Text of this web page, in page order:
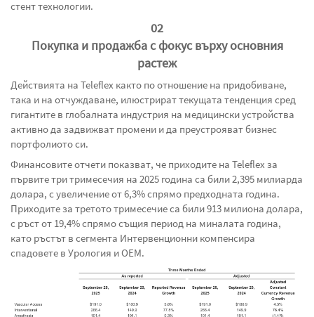
стент технологии.
02
Покупка и продажба с фокус върху основния
растеж
Действията на Teleflex както по отношение на придобиване,
така и на отчуждаване, илюстрират текущата тенденция сред
гигантите в глобалната индустрия на медицински устройства
активно да задвижват промени и да преустрояват бизнес
портфолиото си.
Финансовите отчети показват, че приходите на Teleflex за
първите три тримесечия на 2025 година са били 2,395 милиарда
долара, с увеличение от 6,3% спрямо предходната година.
Приходите за третото тримесечие са били 913 милиона долара,
с ръст от 19,4% спрямо същия период на миналата година,
като ръстът в сегмента Интервенционни компенсира
спадовете в Урология и OEM.